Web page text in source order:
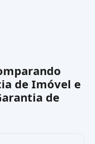
de Imóvel e
de